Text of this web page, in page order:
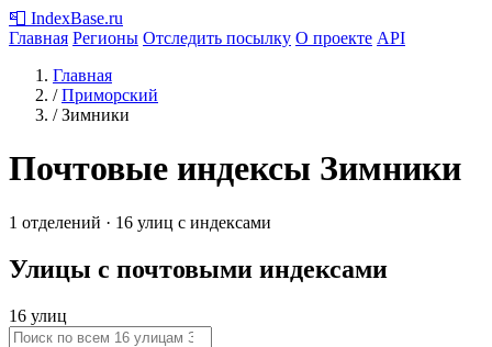
📮 IndexBase.ru
Главная Регионы Отследить посылку О проекте API
Главная
/ Приморский
/ Зимники
Почтовые индексы Зимники
1 отделений · 16 улиц с индексами
Улицы с почтовыми индексами
16 улиц